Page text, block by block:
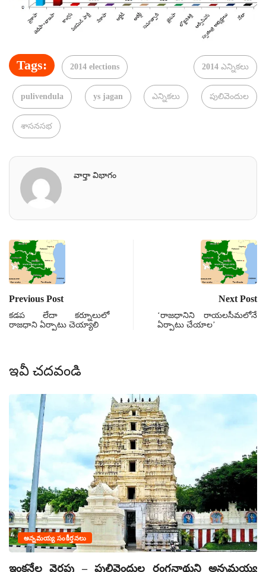
Tags: 2014 elections 2014 ఎన్నికలు
pulivendula ys jagan ఎన్నికలు పులివెందుల
శాసనసభ
వార్తా విభాగం
Previous Post
కడప లేదా కర్నూలులో
రాజధాని ఏర్పాటు చెయ్యాలి
Next Post
‘రాజధానిని రాయలసీమలోనే
ఏర్పాటు చేయాల’
ఇవీ చదవండి
అన్నమయ్య సంకీర్తనలు
ఇంకనేల వెరపు – పులివెందుల రంగనాథుని అన్నమయ్య